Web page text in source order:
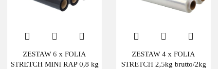
ZESTAW 6 x FOLIA
STRETCH MINI RAP 0,8 kg
ZESTAW 4 x FOLIA
STRETCH 2,5kg brutto/2kg